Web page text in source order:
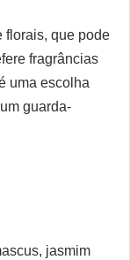
florais, que pode
fragrâncias
uma escolha
guarda-
jasmim